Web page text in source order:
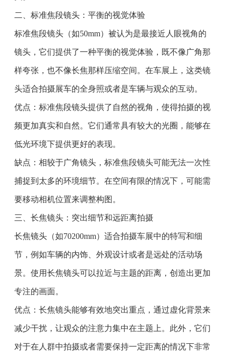
二、标准焦段镜头：平衡的视觉体验
标准焦段镜头（如50mm）被认为是最接近人眼视角的
镜头，它们提供了一种平衡的视觉体验，既不像广角那
样夸张，也不像长焦那样压缩空间。在车展上，这类镜
头适合拍摄展车的全身照或者是车辆与观众的互动。
优点：标准焦段镜头提供了自然的视角，使得拍摄的视
频更加真实和自然。它们通常具有较大的光圈，能够在
低光环境下提供更好的表现。
缺点：相较于广角镜头，标准焦段镜头可能无法一次性
捕捉到太多的环境细节。在空间有限的情况下，可能需
要移动相机位置来调整构图。
三、长焦镜头：突出细节和远距离拍摄
长焦镜头（如70200mm）适合拍摄车展中的特写和细
节，例如车辆的内饰、外观设计或者是远处的活动场
景。使用长焦镜头可以拉近与主题的距离，创造出更加
专注的画面。
优点：长焦镜头能够有效地突出重点，通过虚化背景来
减少干扰，让观众的注意力集中在主题上。此外，它们
对于在人群中拍摄或者需要保持一定距离的情况下非常